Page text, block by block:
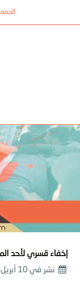
الجمعة، 10 أبريل، 2015 —
إخفاء قسري لأحد
نشر في 10 أبريل، 2015